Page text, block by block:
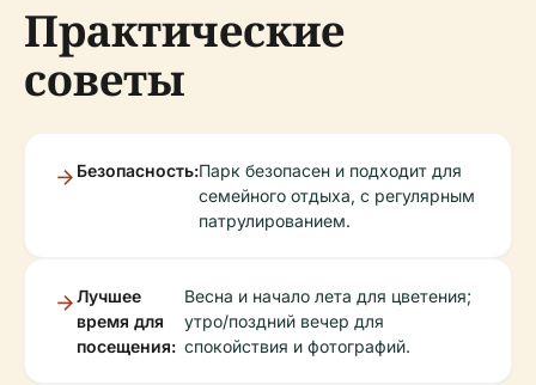
Практические
советы
Безопасность:Парк безопасен и подходит для
семейного отдыха, с регулярным
патрулированием.
Лучшее
время для
посещения:
Весна и начало лета для цветения;
утро/поздний вечер для
спокойствия и фотографий.